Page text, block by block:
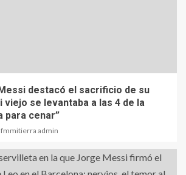
destacó el sacrificio de su
viejo se levantaba a las 4 de la
para cenar”
fmmitierra admin